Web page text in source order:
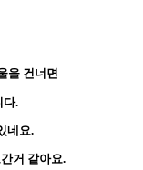
을 건너면
다.
네요.
거 같아요.